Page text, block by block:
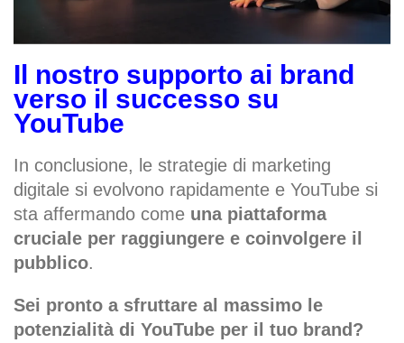
Il nostro supporto ai brand
verso il successo su
YouTube
In conclusione, le strategie di marketing
digitale si evolvono rapidamente e YouTube si
sta affermando come una piattaforma
cruciale per raggiungere e coinvolgere il
pubblico.
Sei pronto a sfruttare al massimo le
potenzialità di YouTube per il tuo brand?